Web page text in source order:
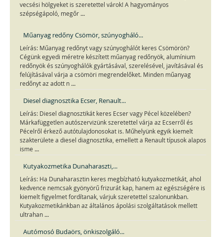
vecsési hölgyeket is szeretettel várok! A hagyományos
szépségápoló, megőr ...
Műanyag redőny Csömör, szúnyogháló...
Leírás: Műanyag redőnyt vagy szúnyoghálót keres Csömörön?
Cégünk egyedi méretre készített műanyag redőnyök, alumínium
redőnyök és szúnyoghálók gyártásával, szerelésével, javításával és
felújításával várja a csömöri megrendelőket. Minden műanyag
redőnyt az adott n ...
Diesel diagnosztika Ecser, Renault...
Leírás: Diesel diagnosztikát keres Ecser vagy Pécel közelében?
Márkafüggetlen autószervizünk szeretettel várja az Ecserről és
Pécelről érkező autótulajdonosokat is. Műhelyünk egyik kiemelt
szakterülete a diesel diagnosztika, emellett a Renault típusok alapos
isme ...
Kutyakozmetika Dunaharaszti,...
Leírás: Ha Dunaharasztin keres megbízható kutyakozmetikát, ahol
kedvence nemcsak gyönyörű frizurát kap, hanem az egészségére is
kiemelt figyelmet fordítanak, várjuk szeretettel szalonunkban.
Kutyakozmetikánkban az általános ápolási szolgáltatások mellett
ultrahan ...
Autómosó Budaörs, önkiszolgáló...